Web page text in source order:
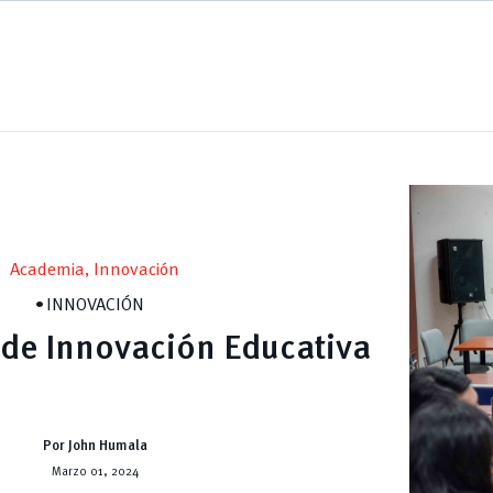
Academia, Innovación
INNOVACIÓN
de Innovación Educativa
Por John Humala
Marzo 01, 2024